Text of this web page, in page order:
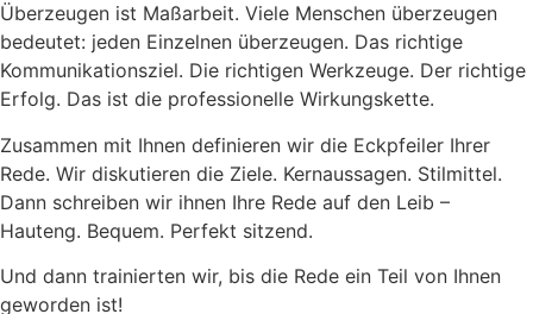
Überzeugen ist Maßarbeit. Viele Menschen überzeugen
bedeutet: jeden Einzelnen überzeugen. Das richtige
Kommunikationsziel. Die richtigen Werkzeuge. Der richtige
Erfolg. Das ist die professionelle Wirkungskette.
Zusammen mit Ihnen definieren wir die Eckpfeiler Ihrer
Rede. Wir diskutieren die Ziele. Kernaussagen. Stilmittel.
Dann schreiben wir ihnen Ihre Rede auf den Leib –
Hauteng. Bequem. Perfekt sitzend.
Und dann trainierten wir, bis die Rede ein Teil von Ihnen
geworden ist!